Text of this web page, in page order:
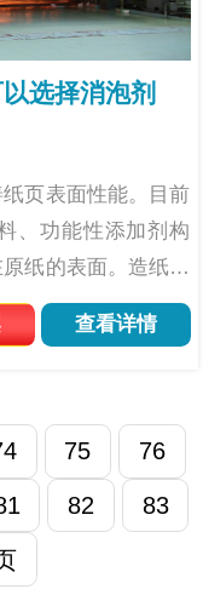
选择消泡剂
页表面性能。目前
、功能性添加剂构
纸的表面。造纸涂
，并且也会使纸张的
的生产和使用过程中
查看详情
75 76
82 83